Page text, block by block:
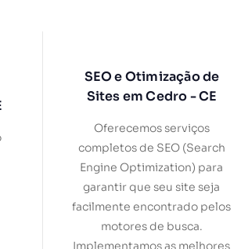
SEO e Otimização de
Sites em Cedro - CE
Oferecemos serviços
completos de SEO (Search
Engine Optimization) para
garantir que seu site seja
facilmente encontrado pelos
motores de busca.
Implementamos as melhores